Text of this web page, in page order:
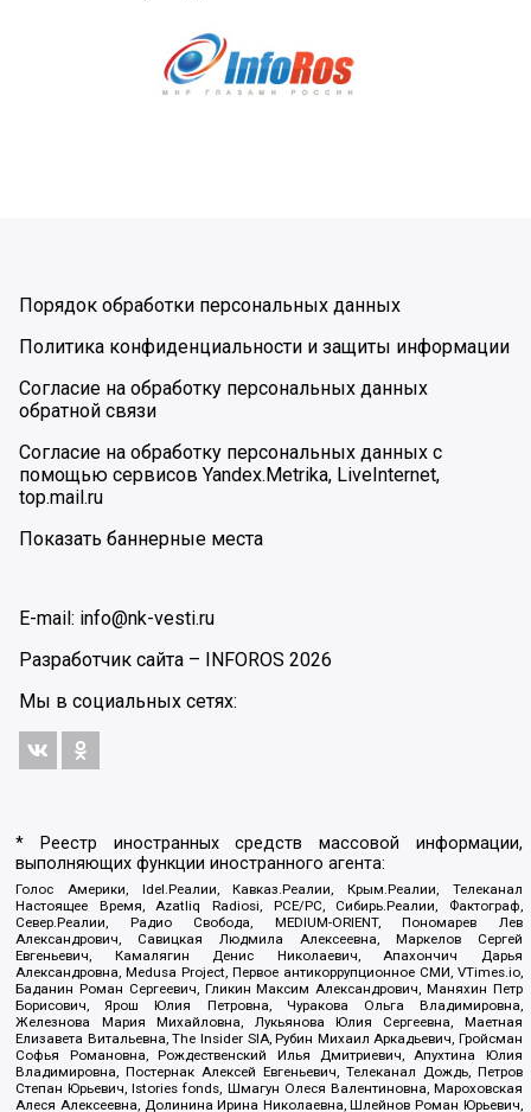
Порядок обработки персональных данных
Политика конфиденциальности и защиты информации
Согласие на обработку персональных данных
обратной связи
Согласие на обработку персональных данных с
помощью сервисов Yandex.Metrika, LiveInternet,
top.mail.ru
Показать баннерные места
E-mail: info@nk-vesti.ru
Разработчик сайта –
INFOROS 2026
Мы в социальных сетях:
* Реестр иностранных средств массовой информации,
выполняющих функции иностранного агента:
Голос Америки, Idel.Реалии, Кавказ.Реалии, Крым.Реалии, Телеканал
Настоящее Время, Azatliq Radiosi, PCE/PC, Сибирь.Реалии, Фактограф,
Север.Реалии, Радио Свобода, MEDIUM-ORIENT, Пономарев Лев
Александрович, Савицкая Людмила Алексеевна, Маркелов Сергей
Евгеньевич, Камалягин Денис Николаевич, Апахончич Дарья
Александровна, Medusa Project, Первое антикоррупционное СМИ, VTimes.io,
Баданин Роман Сергеевич, Гликин Максим Александрович, Маняхин Петр
Борисович, Ярош Юлия Петровна, Чуракова Ольга Владимировна,
Железнова Мария Михайловна, Лукьянова Юлия Сергеевна, Маетная
Елизавета Витальевна, The Insider SIA, Рубин Михаил Аркадьевич, Гройсман
Софья Романовна, Рождественский Илья Дмитриевич, Апухтина Юлия
Владимировна, Постернак Алексей Евгеньевич, Телеканал Дождь, Петров
Степан Юрьевич, Istories fonds, Шмагун Олеся Валентиновна, Мароховская
Алеся Алексеевна, Долинина Ирина Николаевна, Шлейнов Роман Юрьевич,